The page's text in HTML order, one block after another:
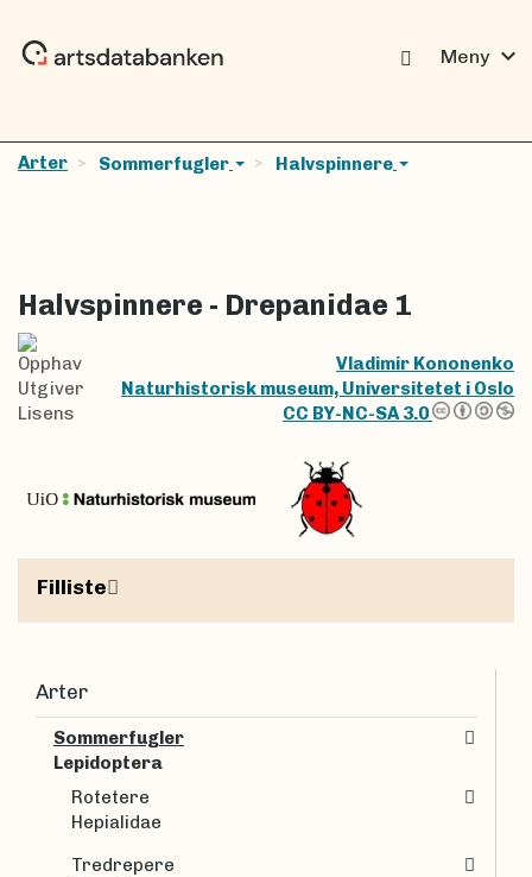
Meny expand_more
Arter Sommerfugler Halvspinnere
Halvspinnere - Drepanidae 1
Opphav
Vladimir Kononenko
Utgiver
Naturhistorisk museum, Universitetet i Oslo
Lisens
CC BY-NC-SA 3.0
Filliste
Arter
Sommerfugler
Lepidoptera
Rotetere
Hepialidae
Tredrepere